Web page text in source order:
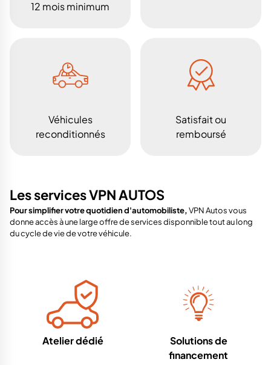
12 mois minimum
Véhicules
reconditionnés
Satisfait ou
remboursé
Les services VPN AUTOS
Pour simplifier votre quotidien d'automobiliste,VPN Autos vous
donne accès à une large offre de services disponnible tout au long
du cycle de vie de votre véhicule.
Atelier dédié
Solutions de
financement